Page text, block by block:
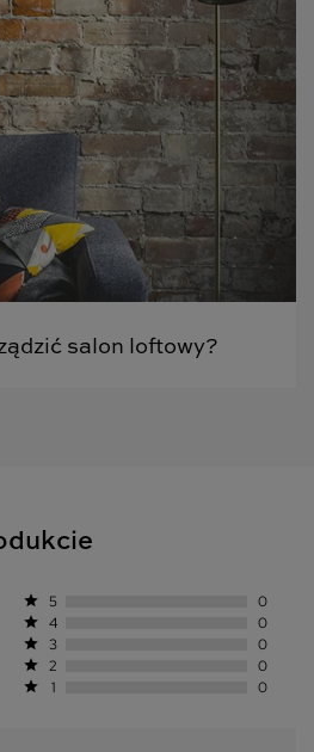
salon loftowy?
star 5 0
star 4 0
star 3 0
star 2 0
star 1 0